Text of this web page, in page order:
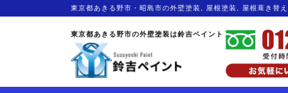
東京都あきる野市・昭島市の外壁塗装, 屋根塗装, 屋根葺き替
東京都あきる野市の外壁塗装は鈴吉ペイント